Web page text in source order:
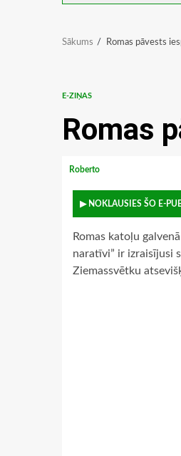
Sākums Romas pāvests
E-ZIŅAS
Romas
Roberto
▶ NOKLAUSIES ŠO E-
Romas katoļu
naratīvi” ir izraisījusi
Ziemassvētku